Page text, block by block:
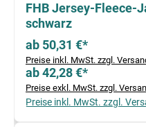
FHB Jersey-Fleece-
schwarz
ab 50,31 €*
Preise inkl. MwSt. zzgl.
ab 42,28 €*
Preise exkl. MwSt. zzgl.
Preise inkl. MwSt. zzgl.